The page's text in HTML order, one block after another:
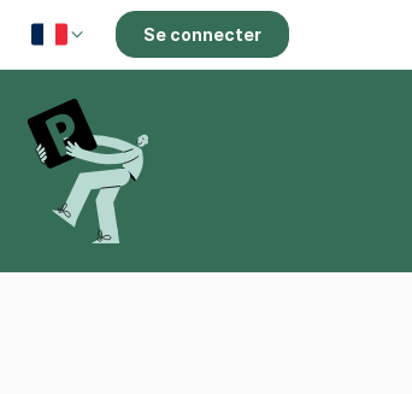
Se connecter